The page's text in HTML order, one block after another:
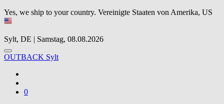
Yes, we ship to your country. Vereinigte Staaten von Amerika, US
Sylt, DE | Samstag, 08.08.2026
OUTBACK Sylt
0